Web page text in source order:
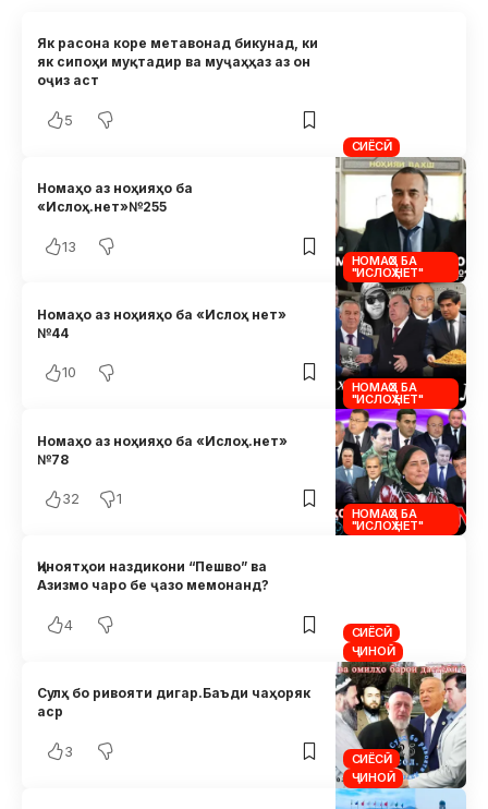
СИЁСӢ
Як расона коре метавонад бикунад, ки
як сипоҳи муқтадир ва муҷаҳҳаз аз он
оҷиз аст
5
НОМАҲО БА
"ИСЛОҲ.НЕТ"
Номаҳо аз ноҳияҳо ба
«Ислоҳ.нет»№255
13
НОМАҲО БА
"ИСЛОҲ.НЕТ"
Номаҳо аз ноҳияҳо ба «Ислоҳ нет»
№44
10
НОМАҲО БА
"ИСЛОҲ.НЕТ"
Номаҳо аз ноҳияҳо ба «Ислоҳ.нет»
№78
32 1
СИЁСӢ
ҶИНОӢ
Ҷиноятҳои наздикони “Пешво” ва
Азизмо чаро бе ҷазо мемонанд?
4
СИЁСӢ
ҶИНОӢ
Сулҳ бо ривояти дигар.Баъди чаҳоряк
аср
3